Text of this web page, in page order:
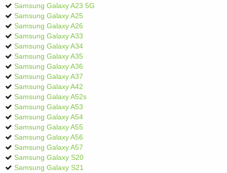
Samsung Galaxy A23 5G
Samsung Galaxy A25
Samsung Galaxy A26
Samsung Galaxy A33
Samsung Galaxy A34
Samsung Galaxy A35
Samsung Galaxy A36
Samsung Galaxy A37
Samsung Galaxy A42
Samsung Galaxy A52s
Samsung Galaxy A53
Samsung Galaxy A54
Samsung Galaxy A55
Samsung Galaxy A56
Samsung Galaxy A57
Samsung Galaxy S20
Samsung Galaxy S21